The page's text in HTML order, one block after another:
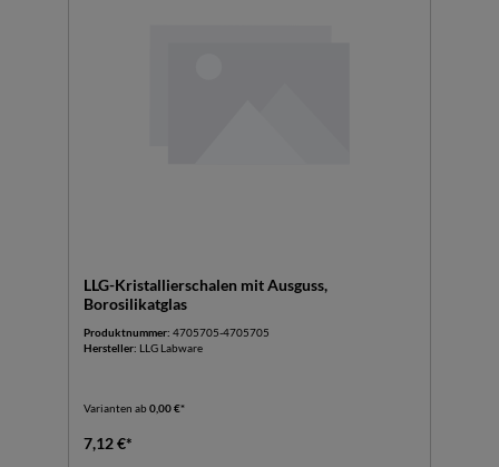
LLG-Kristallierschalen mit Ausguss,
Borosilikatglas
Produktnummer: 4705705-4705705
Hersteller: LLG Labware
Varianten ab0,00 €*
7,12 €*